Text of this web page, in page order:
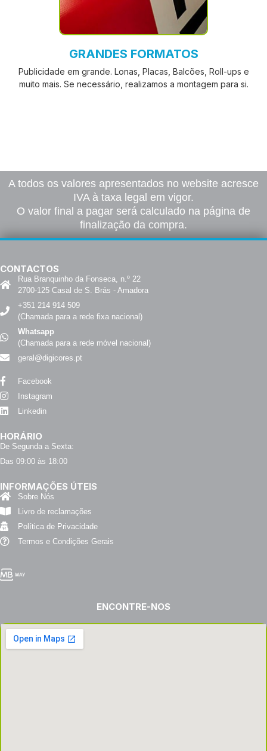
GRANDES FORMATOS
Publicidade em grande. Lonas, Placas, Balcões, Roll-ups e
muito mais. Se necessário, realizamos a montagem para si.
A todos os valores apresentados no website acresce
IVA à taxa legal em vigor.
O valor final a pagar será calculado na página de
finalização da compra.
CONTACTOS
Rua Branquinho da Fonseca, n.º 22
2700-125 Casal de S. Brás - Amadora
+351 214 914 509
(Chamada para a rede fixa nacional)
Whatsapp
(Chamada para a rede móvel nacional)
geral@digicores.pt
Facebook
Instagram
Linkedin
HORÁRIO
De Segunda a Sexta:
Das 09:00 às 18:00
INFORMAÇÕES ÚTEIS
Sobre Nós
Livro de reclamações
Política de Privacidade
Termos e Condições Gerais
ENCONTRE-NOS